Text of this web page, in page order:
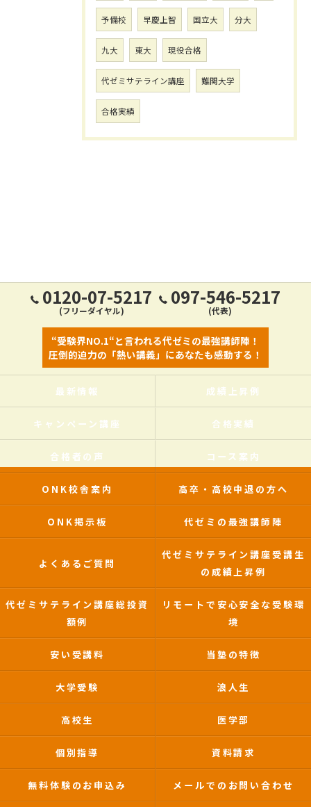
予備校 早慶上智 国立大 分大
九大 東大 現役合格
代ゼミサテライン講座 難関大学
合格実績
0120-07-5217
(フリーダイヤル)
097-546-5217
(代表)
“受験界NO.1“と言われる代ゼミの最強講師陣！
圧倒的迫力の「熱い講義」にあなたも感動する！
最新情報 成績上昇例
キャンペーン講座 合格実績
合格者の声 コース案内
ONK校舎案内 高卒・高校中退の方へ
ONK掲示板 代ゼミの最強講師陣
よくあるご質問
代ゼミサテライン講座受講生
の成績上昇例
代ゼミサテライン講座総投資
額例
リモートで安心安全な受験環
境
安い受講料 当塾の特徴
大学受験 浪人生
高校生 医学部
個別指導 資料請求
無料体験のお申込み メールでのお問い合わせ